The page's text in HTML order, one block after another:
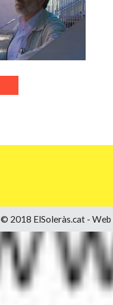
© 2018 ElSoleràs.cat - Web